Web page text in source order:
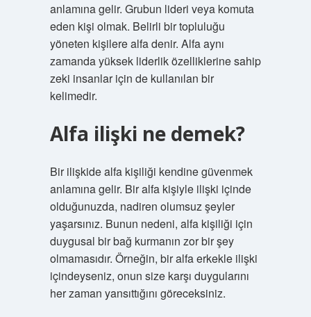
anlamına gelir. Grubun lideri veya komuta
eden kişi olmak. Belirli bir topluluğu
yöneten kişilere alfa denir. Alfa aynı
zamanda yüksek liderlik özelliklerine sahip
zeki insanlar için de kullanılan bir
kelimedir.
Alfa ilişki ne demek?
Bir ilişkide alfa kişiliği kendine güvenmek
anlamına gelir. Bir alfa kişiyle ilişki içinde
olduğunuzda, nadiren olumsuz şeyler
yaşarsınız. Bunun nedeni, alfa kişiliği için
duygusal bir bağ kurmanın zor bir şey
olmamasıdır. Örneğin, bir alfa erkekle ilişki
içindeyseniz, onun size karşı duygularını
her zaman yansıttığını göreceksiniz.